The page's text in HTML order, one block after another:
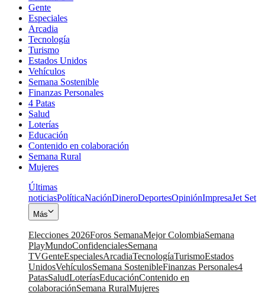
Gente
Especiales
Arcadia
Tecnología
Turismo
Estados Unidos
Vehículos
Semana Sostenible
Finanzas Personales
4 Patas
Salud
Loterías
Educación
Contenido en colaboración
Semana Rural
Mujeres
Últimas
noticiasPolíticaNaciónDineroDeportesOpiniónImpresaJet Set
Más
Elecciones 2026Foros SemanaMejor ColombiaSemana
PlayMundoConfidencialesSemana
TVGenteEspecialesArcadiaTecnologíaTurismoEstados
UnidosVehículosSemana SostenibleFinanzas Personales4
PatasSaludLoteríasEducaciónContenido en
colaboraciónSemana RuralMujeres